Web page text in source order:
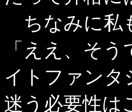
ちなみに私
「ええ、そ
イトファンタ
迷う必要性は